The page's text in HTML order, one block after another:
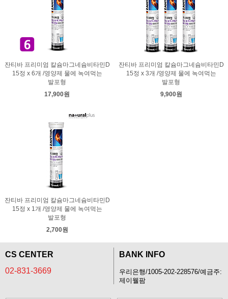
잔티바 프리미엄 칼슘마그네슘비타민D
15정 x 6개 /영양제 물에 녹여먹는
발포형
17,900원
잔티바 프리미엄 칼슘마그네슘비타민D
15정 x 3개 /영양제 물에 녹여먹는
발포형
9,900원
잔티바 프리미엄 칼슘마그네슘비타민D
15정 x 1개 /영양제 물에 녹여먹는
발포형
2,700원
CS CENTER
02-831-3669
BANK INFO
우리은행/1005-202-228576/예금주:
제이웰팜